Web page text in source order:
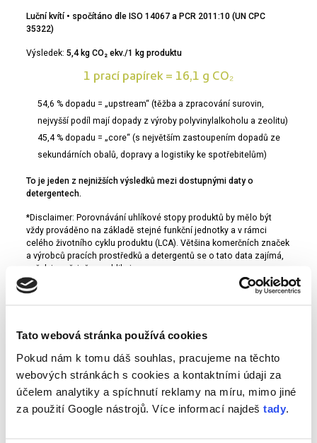
Tato webová stránka používá cookies
Pokud nám k tomu dáš souhlas, pracujeme na těchto
webových stránkách s cookies a kontaktními údaji za
účelem analytiky a spíchnutí reklamy na míru, mimo jiné
za použití Google nástrojů. Více informací najdeš tady
Luční kvítí • spočítáno dle ISO 14067 a PCR 2011:10 (UN CPC
35322)
Výsledek: 5,4 kg CO₂ ekv./1 kg produktu
1 prací papírek = 16,1 g CO₂
54,6 % dopadu = „upstream“ (těžba a zpracování surovin,
nejvyšší podíl mají dopady z výroby polyvinylalkoholu a zeolitu)
45,4 % dopadu = „core“ (s největším zastoupením dopadů ze
sekundárních obalů, dopravy a logistiky ke spotřebitelům)
To je jeden z nejnižších výsledků mezi dostupnými daty o
detergentech.
*Disclaimer: Porovnávání uhlíkové stopy produktů by mělo být
vždy prováděno na základě stejné funkční jednotky a v rámci
celého životního cyklu produktu (LCA). Většina komerčních značek
a výrobců pracích prostředků a detergentů se o tato data zajímá,
avšak je veřejně nepublikuje.